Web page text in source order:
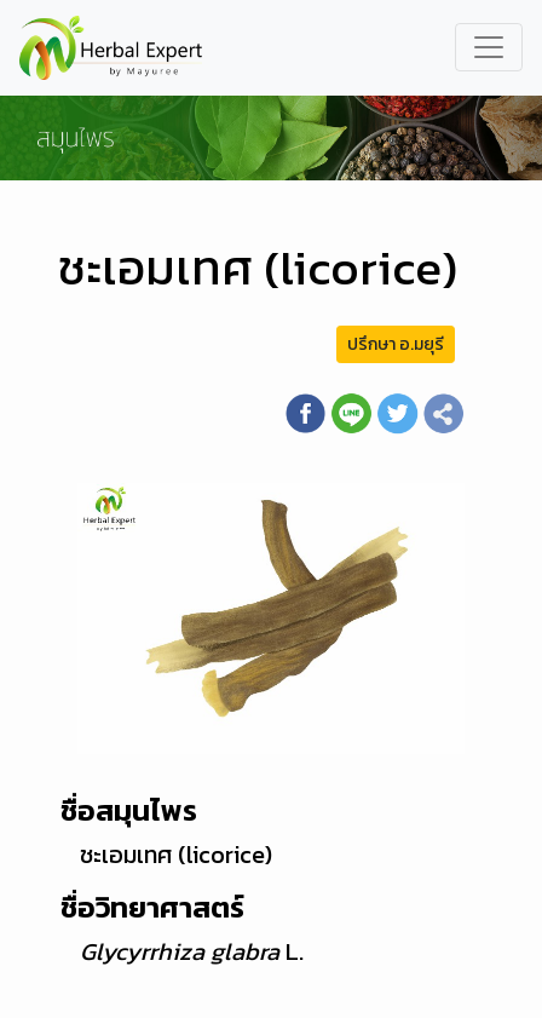
ชะเอมเทศ (licorice)
ปรึกษา อ.มยุรี
ชื่อสมุนไพร
ชะเอมเทศ (licorice)
ชื่อวิทยาศาสตร์
Glycyrrhiza glabraL.